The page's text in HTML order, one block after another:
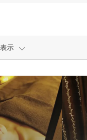
示